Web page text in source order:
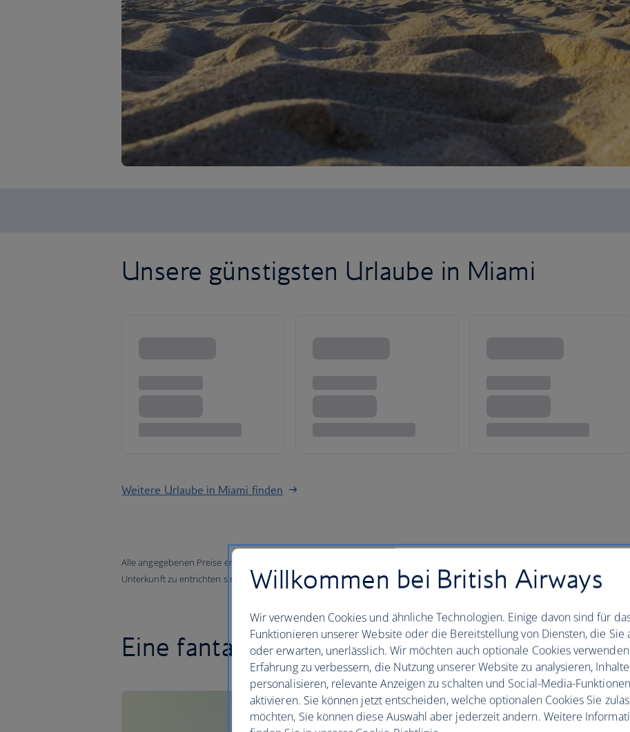
Unsere günstigsten Urlaube in Miami
Weitere Urlaube in Miami finden
Alle angegebenen Preise enthalten alle anfallenden lokalen Steuern, Gebühren oder Abgaben, die in Ihrer
Unterkunft zu entrichten sind.
Eine fantastische Stadt
Kilometerlange wunderschöne
hin zu Fort Lauderdale – fast
Willkommen bei British Airways
Wir verwenden Cookies und ähnliche Technologien. Einige davon sind für
Funktionieren unserer Website oder die Bereitstellung von Diensten, die Sie
oder erwarten, unerlässlich. Wir möchten auch optionale Cookies
Erfahrung zu verbessern, die Nutzung unserer Website zu analysieren,
personalisieren, relevante Anzeigen zu schalten und Social-Media-
aktivieren. Sie können jetzt entscheiden, welche optionalen Cookies Sie
möchten, Sie können diese Auswahl aber jederzeit ändern. Weitere